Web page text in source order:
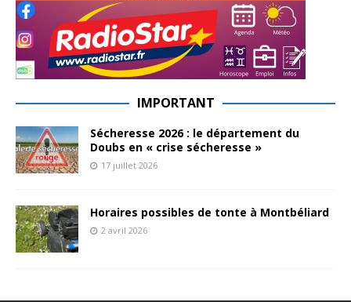
IMPORTANT
Sécheresse 2026 : le département du
Doubs en « crise sécheresse »
17 juillet 2026
Horaires possibles de tonte à Montbéliard
2 avril 2026